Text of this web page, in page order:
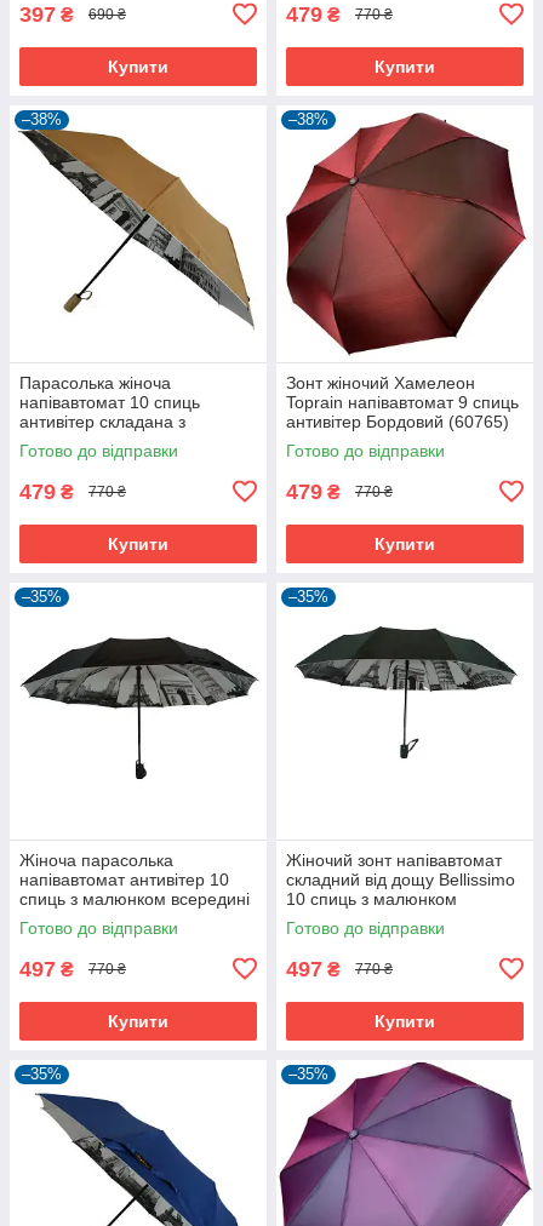
397 ₴ 690 ₴
Купити
479 ₴ 770 ₴
Купити
–38%
Парасолька жіноча
напівавтомат 10 спиць
антивітер складана з
малюнком всередині
Bellissimo Бежевий (5344)
Готово до відправки
479 ₴ 770 ₴
Купити
–38%
Зонт жіночий Хамелеон
Toprain напівавтомат 9 спиць
антивітер Бордовий (60765)
Готово до відправки
479 ₴ 770 ₴
Купити
–35%
Жіноча парасолька
напівавтомат антивітер 10
спиць з малюнком всередині
Bellissimo Чорний (5336)
Готово до відправки
497 ₴ 770 ₴
Купити
–35%
Жіночий зонт напівавтомат
складний від дощу Bellissimo
10 спиць з малюнком
всередині Темно-зелений
(5337)
Готово до відправки
497 ₴ 770 ₴
Купити
–35% –35%